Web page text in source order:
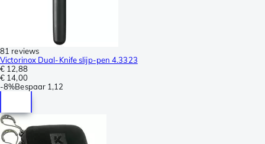
81 reviews
Victorinox Dual-Knife slijp-pen 4.3323
€ 12,88
€ 14,00
-8%Bespaar 1,12